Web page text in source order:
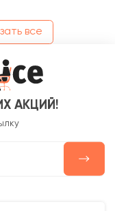
все
АКЦИЙ!